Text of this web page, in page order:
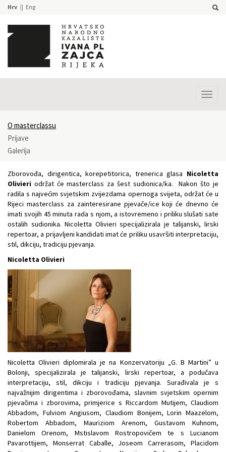
Hrv Eng
O masterclassu
Prijave
Galerija
Zborovođa, dirigentica, korepetitorica, trenerica glasa Nicoletta
Olivieri održat će masterclass za šest sudionica/ka. Nakon što je
radila s najvećim svjetskim zvijezdama opernoga svijeta, održat će u
Rijeci masterclass za zainteresirane pjevače/ice koji će dnevno će
imati svojih 45 minuta rada s njom, a istovremeno i priliku slušati sate
ostalih sudionika. Nicoletta Olivieri specijalizirala je talijanski, lirski
repertoar, a prijavljeni kandidati imat će priliku usavršiti interpretaciju,
stil, dikciju, tradiciju pjevanja.
Nicoletta Olivieri
Nicoletta Olivieri diplomirala je na Konzervatoriju „G. B Martini” u
Bolonji, specijalizirala je talijanski, lirski repertoar, a podučava
interpretaciju, stil, dikciju i tradiciju pjevanja. Surađivala je s
najvažnijim dirigentima i zborovođama, slavnim svjetskim opernim
pjevačima i zborovima, primjerice s Riccardom Mutijem, Claudiom
Abbadom, Fulviom Angiusom, Claudiom Bonijem, Lorin Maazelom,
Robertom Abbadom, Mauriziom Arenom, Gustavom Kuhnom,
Danielom Orenom, Mstislavom Rostropovičem te s Lucianom
Pavarottijem, Monserrat Caballe, Joseom Carrerasom, Placidom